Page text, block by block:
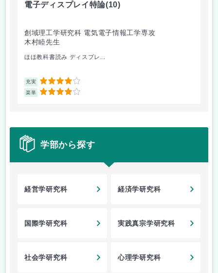
電子ディスプレイ特論(10)
創域理工学研究科 電気電子情報工学専攻
木村睦先生
ほほ教科書読み ディスプレ...
充実 4
楽単 4
学部から探す
経営学研究科 経済学研究科
国際学研究科 実践真宗学研究科
社会学研究科 心理学研究科